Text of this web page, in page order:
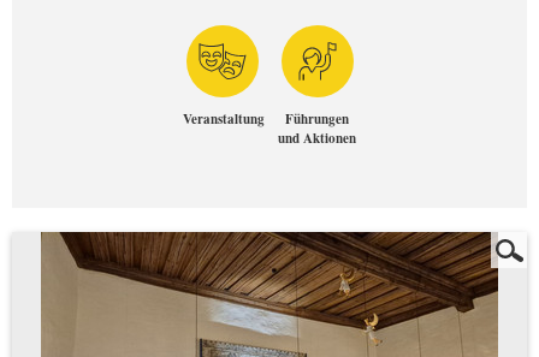
Veranstaltung
Führungen
und Aktionen